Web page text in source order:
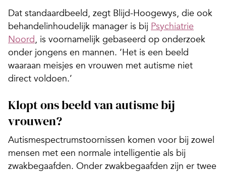
Dat standaardbeeld, zegt Blijd-Hoogewys, die ook
behandelinhoudelijk manager is bij Psychiatrie
Noord, is voornamelijk gebaseerd op onderzoek
onder jongens en mannen. ‘Het is een beeld
waaraan meisjes en vrouwen met autisme niet
direct voldoen.’
Klopt ons beeld van autisme bij
vrouwen?
Autismespectrumstoornissen komen voor bij zowel
mensen met een normale intelligentie als bij
zwakbegaafden. Onder zwakbegaafden zijn er twee